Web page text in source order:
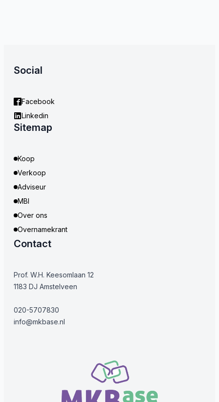
Social
Facebook
Linkedin
Sitemap
Koop
Verkoop
Adviseur
MBI
Over ons
Overnamekrant
Contact
Prof. W.H. Keesomlaan 12
1183 DJ Amstelveen
020-5707830
info@mkbase.nl